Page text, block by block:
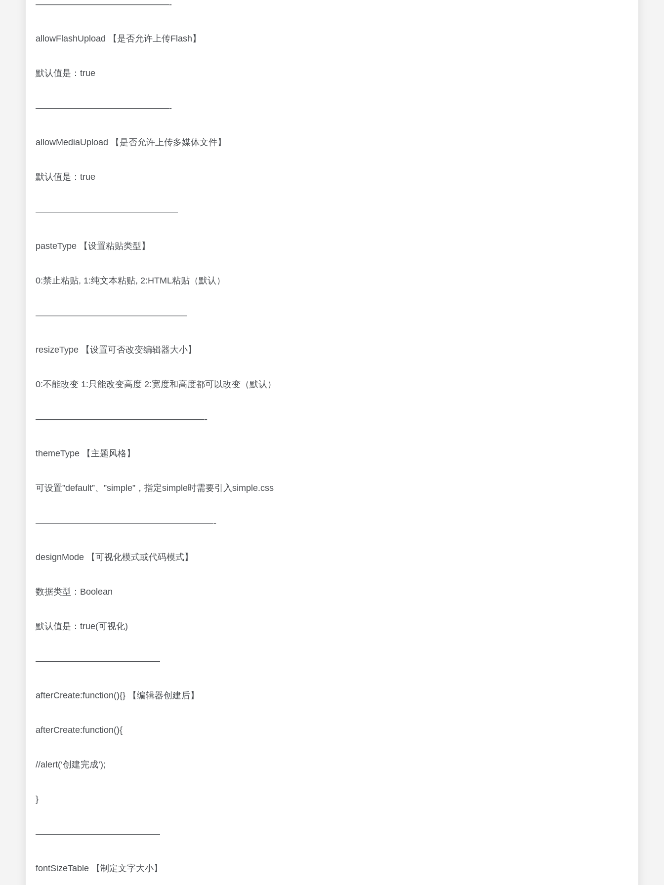
———————————————-
allowFlashUpload 【是否允许上传Flash】
默认值是：true
———————————————-
allowMediaUpload 【是否允许上传多媒体文件】
默认值是：true
————————————————
pasteType 【设置粘贴类型】
0:禁止粘贴, 1:纯文本粘贴, 2:HTML粘贴（默认）
—————————————————
resizeType 【设置可否改变编辑器大小】
0:不能改变 1:只能改变高度 2:宽度和高度都可以改变（默认）
———————————————————-
themeType 【主题风格】
可设置”default”、”simple”，指定simple时需要引入simple.css
————————————————————-
designMode 【可视化模式或代码模式】
数据类型：Boolean
默认值是：true(可视化)
——————————————
afterCreate:function(){} 【编辑器创建后】
afterCreate:function(){
//alert(‘创建完成’);
}
——————————————
fontSizeTable 【制定文字大小】